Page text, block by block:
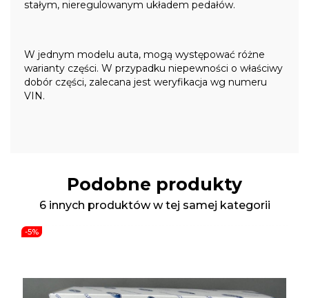
stałym, nieregulowanym układem pedałów.
W jednym modelu auta, mogą występować różne
warianty części. W przypadku niepewności o właściwy
dobór części, zalecana jest weryfikacja wg numeru
VIN.
Podobne produkty
6 innych produktów w tej samej kategorii
-5%